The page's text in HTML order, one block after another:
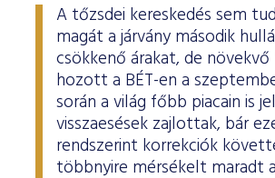
A tőzsdei kereskedés sem
magát a járvány második
csökkenő árakat, de
hozott a BÉT-en a
során a világ főbb piacain is
visszaesések zajlottak, bár
rendszerint korrekciók
többnyire mérsékelt maradt